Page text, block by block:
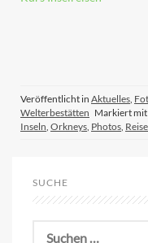
Veröffentlicht in Aktuelles,
Welterbestätten Markiert mit
Inseln, Orkneys, Photos,
SUCHE